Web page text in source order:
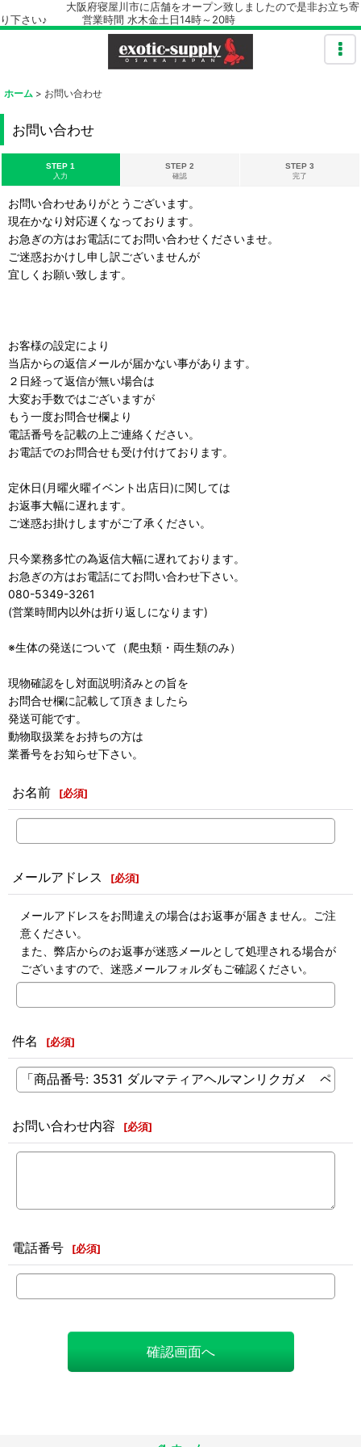
大阪府寝屋川市に店舗をオープン致しましたので是非お立ち寄
り下さい♪ 営業時間 水木金土日14時～20時
ホーム > お問い合わせ
お問い合わせ
STEP 1
入力
STEP 2
確認
STEP 3
完了
お問い合わせありがとうございます。
現在かなり対応遅くなっております。
お急ぎの方はお電話にてお問い合わせくださいませ。
ご迷惑おかけし申し訳ございませんが
宜しくお願い致します。
お客様の設定により
当店からの返信メールが届かない事があります。
２日経って返信が無い場合は
大変お手数ではございますが
もう一度お問合せ欄より
電話番号を記載の上ご連絡ください。
お電話でのお問合せも受け付けております。
定休日(月曜火曜イベント出店日)に関しては
お返事大幅に遅れます。
ご迷惑お掛けしますがご了承ください。
只今業務多忙の為返信大幅に遅れております。
お急ぎの方はお電話にてお問い合わせ下さい。
080-5349-3261
(営業時間内以外は折り返しになります)
※生体の発送について（爬虫類・両生類のみ）
現物確認をし対面説明済みとの旨を
お問合せ欄に記載して頂きましたら
発送可能です。
動物取扱業をお持ちの方は
業番号をお知らせ下さい。
お名前 [必須]
メールアドレス [必須]
メールアドレスをお間違えの場合はお返事が届きません。ご注
意ください。
また、弊店からのお返事が迷惑メールとして処理される場合が
ございますので、迷惑メールフォルダもご確認ください。
件名 [必須]
お問い合わせ内容 [必須]
電話番号 [必須]
確認画面へ